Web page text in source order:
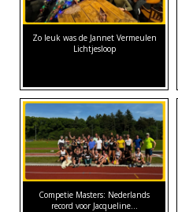
Zo leuk was de Jannet Vermeulen
Lichtjesloop
Competie Masters: Nederlands
record voor Jacqueline…